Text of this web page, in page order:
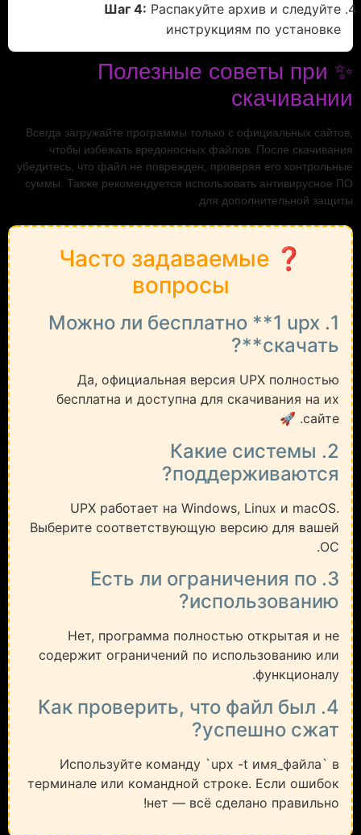
Шаг 4: Распакуйте архив и следуйте
инструкциям по установке
✨ Полезные советы при
скачивании
Всегда загружайте программы только с официальных сайтов,
чтобы избежать вредоносных файлов. После скачивания
убедитесь, что файл не поврежден, проверяя его контрольные
суммы. Также рекомендуется использовать антивирусное ПО
для дополнительной защиты.
❓ Часто задаваемые
вопросы
1. Можно ли бесплатно **1 upx
скачать**?
Да, официальная версия UPX полностью
бесплатна и доступна для скачивания на их
сайте. 🚀
2. Какие системы
поддерживаются?
UPX работает на Windows, Linux и macOS.
Выберите соответствующую версию для вашей
ОС.
3. Есть ли ограничения по
использованию?
Нет, программа полностью открытая и не
содержит ограничений по использованию или
функционалу.
4. Как проверить, что файл был
успешно сжат?
Используйте команду `upx -t имя_файла` в
терминале или командной строке. Если ошибок
нет — всё сделано правильно!